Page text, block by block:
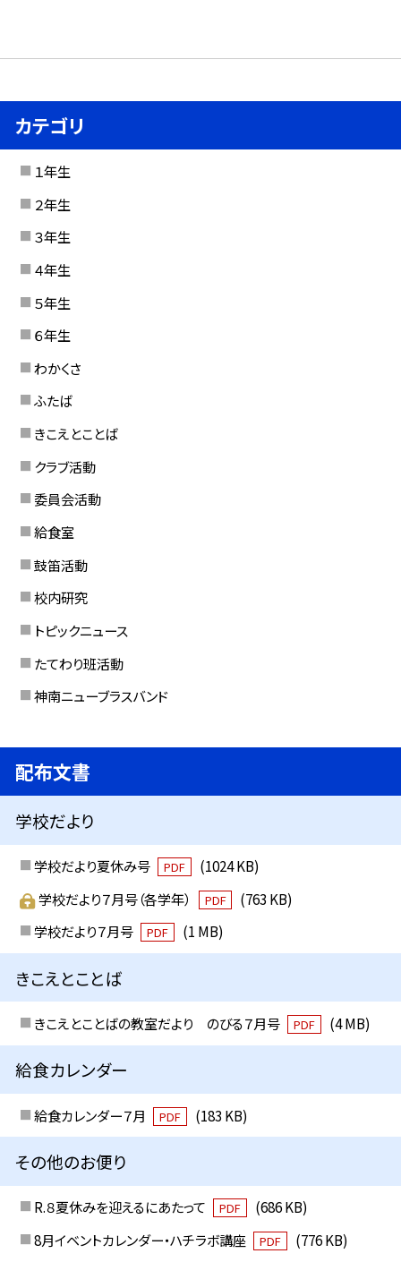
カテゴリ
１年生
２年生
３年生
４年生
５年生
６年生
わかくさ
ふたば
きこえとことば
クラブ活動
委員会活動
給食室
鼓笛活動
校内研究
トピックニュース
たてわり班活動
神南ニューブラスバンド
配布文書
学校だより
学校だより夏休み号 PDF
(1024 KB)
学校だより７月号（各学年）
PDF
(763 KB)
学校だより７月号
PDF (1 MB)
きこえとことば
きこえとことばの教室だより のびる７月号 PDF (4 MB)
給食カレンダー
給食カレンダー７月 PDF (183 KB)
その他のお便り
R.８夏休みを迎えるにあたって PDF
(686 KB)
8月イベントカレンダー・ハチラボ講座
PDF (776 KB)